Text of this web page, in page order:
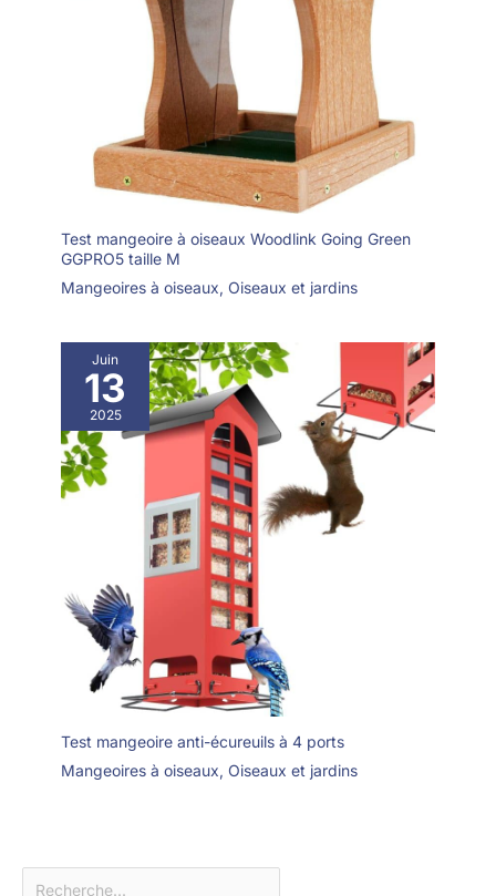
Test mangeoire à oiseaux Woodlink Going Green
GGPRO5 taille M
Mangeoires à oiseaux, Oiseaux et jardins
Juin
13
2025
Test mangeoire anti-écureuils à 4 ports
Mangeoires à oiseaux, Oiseaux et jardins